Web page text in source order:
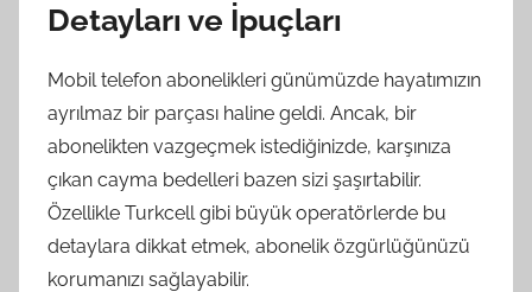
Detayları ve İpuçları
Mobil telefon abonelikleri günümüzde hayatımızın
ayrılmaz bir parçası haline geldi. Ancak, bir
abonelikten vazgeçmek istediğinizde, karşınıza
çıkan cayma bedelleri bazen sizi şaşırtabilir.
Özellikle Turkcell gibi büyük operatörlerde bu
detaylara dikkat etmek, abonelik özgürlüğünüzü
korumanızı sağlayabilir.